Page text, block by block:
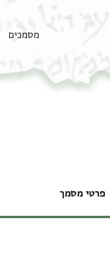
מסמכים
פרטי מסמך